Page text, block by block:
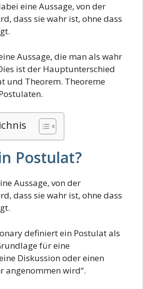
eine Aussage, von der
dass sie wahr ist, ohne dass
Aussage, die man als wahr
ist der Hauptunterschied
und Theorem. Theoreme
Postulat?
Aussage, von der
dass sie wahr ist, ohne dass
definiert ein Postulat als
für eine
Diskussion oder einen
angenommen wird“.